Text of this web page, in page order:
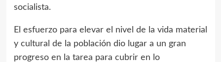
socialista.
El esfuerzo para elevar el nivel de la vida material
y cultural de la población dio lugar a un gran
progreso en la tarea para cubrir en lo